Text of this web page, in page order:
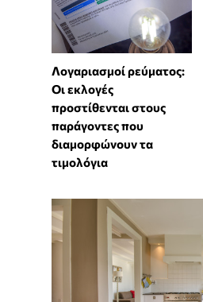
Λογαριασμοί ρεύματος:
Οι εκλογές
προστίθενται στους
παράγοντες που
διαμορφώνουν τα
τιμολόγια